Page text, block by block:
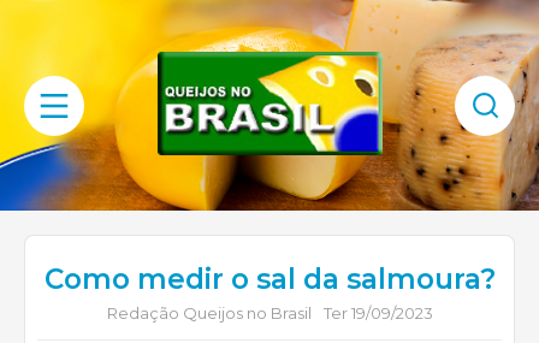
Como medir o sal da salmoura?
Redação Queijos no Brasil Ter 19/09/2023